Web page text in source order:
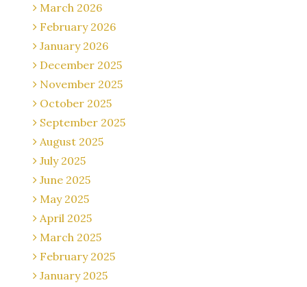
March 2026
February 2026
January 2026
December 2025
November 2025
October 2025
September 2025
August 2025
July 2025
June 2025
May 2025
April 2025
March 2025
February 2025
January 2025